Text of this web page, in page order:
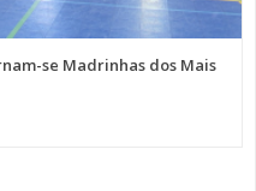
se Madrinhas dos Mais